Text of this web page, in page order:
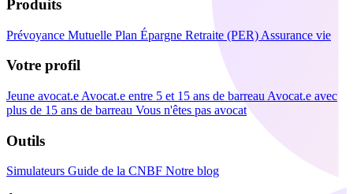
Produits
Prévoyance Mutuelle Plan Épargne Retraite (PER) Assurance vie
Votre profil
Jeune avocat.e Avocat.e entre 5 et 15 ans de barreau Avocat.e avec
plus de 15 ans de barreau Vous n'êtes pas avocat
Outils
Simulateurs Guide de la CNBF Notre blog